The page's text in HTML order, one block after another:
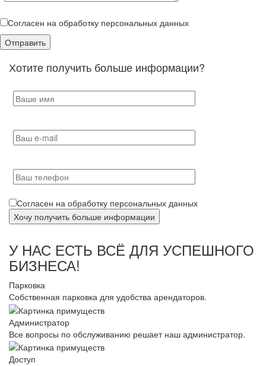
Согласен на обработку персональных данных
Хотите получить больше информации?
Согласен на обработку персональных данных
У НАС ЕСТЬ ВСЁ ДЛЯ УСПЕШНОГО
БИЗНЕСА!
Парковка
Собственная парковка для удобства арендаторов.
Администратор
Все вопросы по обслуживанию решает наш администратор.
Доступ